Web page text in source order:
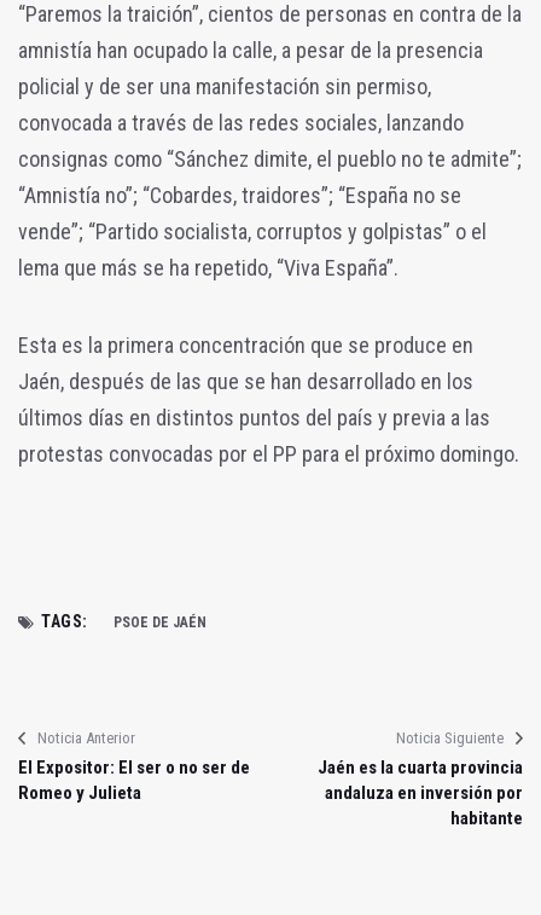
“Paremos la traición”, cientos de personas en contra de la
amnistía han ocupado la calle, a pesar de la presencia
policial y de ser una manifestación sin permiso,
convocada a través de las redes sociales, lanzando
consignas como “Sánchez dimite, el pueblo no te admite”;
“Amnistía no”; “Cobardes, traidores”; “España no se
vende”; “Partido socialista, corruptos y golpistas” o el
lema que más se ha repetido, “Viva España”.
Esta es la primera concentración que se produce en
Jaén, después de las que se han desarrollado en los
últimos días en distintos puntos del país y previa a las
protestas convocadas por el PP para el próximo domingo.
TAGS: PSOE DE JAÉN
Noticia Anterior
El Expositor: El ser o no ser de
Romeo y Julieta
Noticia Siguiente
Jaén es la cuarta provincia
andaluza en inversión por
habitante